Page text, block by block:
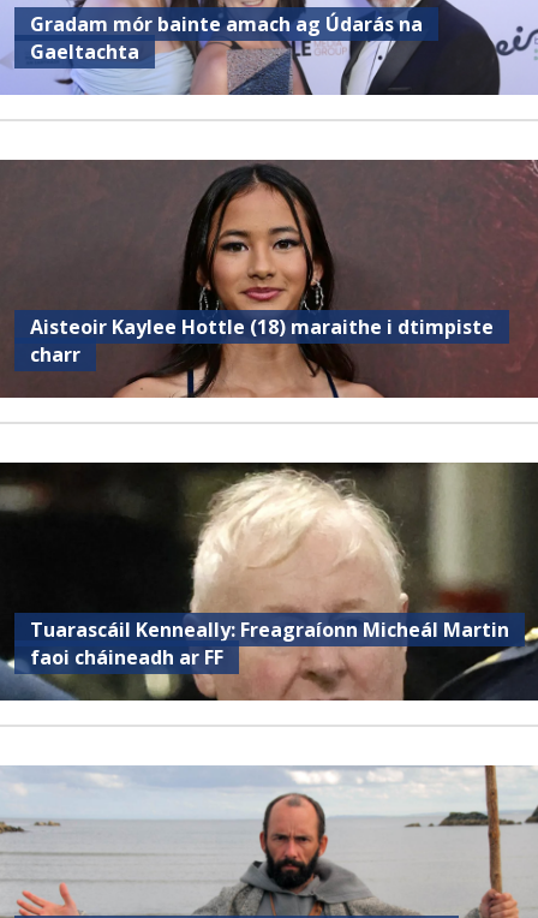
Gradam mór bainte amach ag Údarás na
Gaeltachta
Aisteoir Kaylee Hottle (18) maraithe i dtimpiste
charr
Tuarascáil Kenneally: Freagraíonn Micheál Martin
faoi cháineadh ar FF